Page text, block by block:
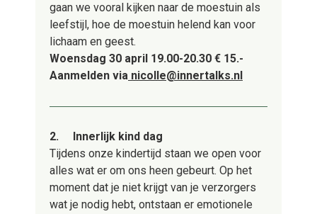
gaan we vooral kijken naar de moestuin als
leefstijl, hoe de moestuin helend kan voor
lichaam en geest.
Woensdag 30 april 19.00-20.30 € 15.-
Aanmelden via nicolle@innertalks.nl
2. Innerlijk kind dag
Tijdens onze kindertijd staan we open voor
alles wat er om ons heen gebeurt. Op het
moment dat je niet krijgt van je verzorgers
wat je nodig hebt, ontstaan er emotionele